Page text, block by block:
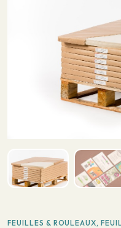
FEUILLES & ROULEAUX,